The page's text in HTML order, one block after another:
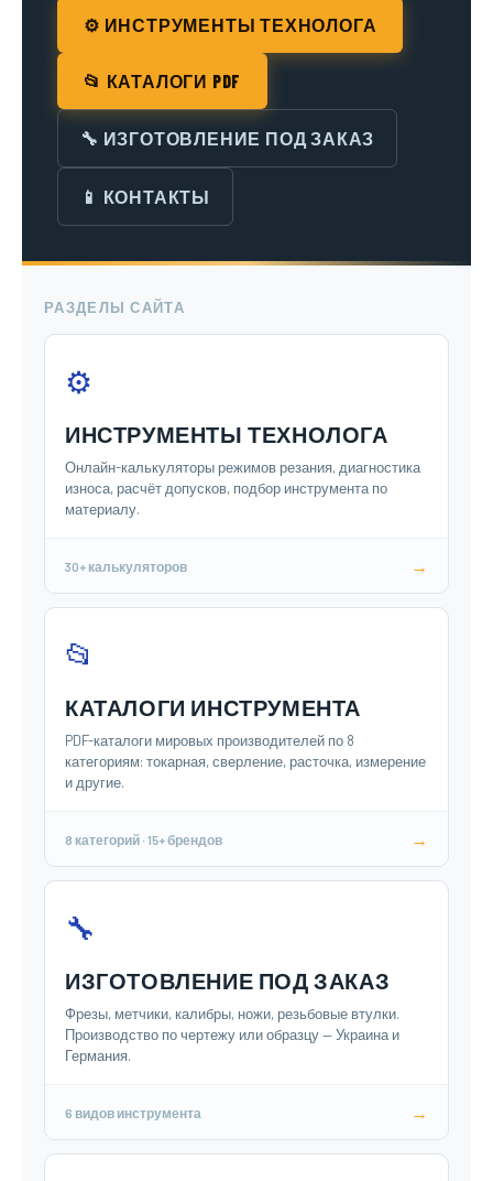
⚙️ ИНСТРУМЕНТЫ ТЕХНОЛОГА
📂 КАТАЛОГИ PDF
🔧 ИЗГОТОВЛЕНИЕ ПОД ЗАКАЗ
📱 КОНТАКТЫ
РАЗДЕЛЫ САЙТА
⚙️
ИНСТРУМЕНТЫ ТЕХНОЛОГА
Онлайн-калькуляторы режимов резания, диагностика
износа, расчёт допусков, подбор инструмента по
материалу.
30+ калькуляторов →
📂
КАТАЛОГИ ИНСТРУМЕНТА
PDF-каталоги мировых производителей по 8
категориям: токарная, сверление, расточка, измерение
и другие.
8 категорий · 15+ брендов →
🔧
ИЗГОТОВЛЕНИЕ ПОД ЗАКАЗ
Фрезы, метчики, калибры, ножи, резьбовые втулки.
Производство по чертежу или образцу — Украина и
Германия.
6 видов инструмента →